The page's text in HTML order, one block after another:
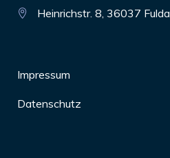
Heinrichstr. 8, 36037 Fulda
Impressum
Datenschutz